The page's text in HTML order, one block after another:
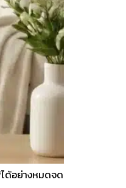
ด้อย่างหมดจด